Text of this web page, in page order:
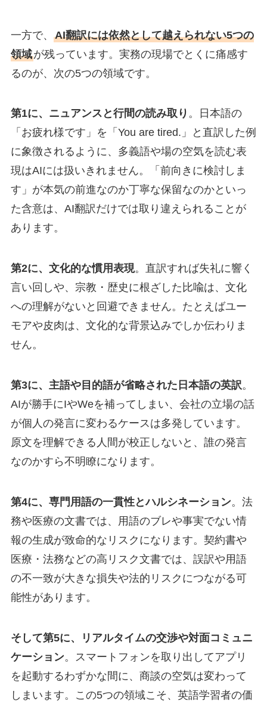
一方で、 AI翻訳には依然として越えられない5つの
領域が残っています。実務の現場でとくに痛感す
るのが、次の5つの領域です。
第1に、ニュアンスと行間の読み取り 。日本語の
「お疲れ様です」を「You are tired.」と直訳した例
に象徴されるように、多義語や場の空気を読む表
現はAIには扱いきれません。「前向きに検討しま
す」が本気の前進なのか丁寧な保留なのかといっ
た含意は、AI翻訳だけでは取り違えられることが
あります。
第2に、文化的な慣用表現。直訳すれば失礼に響く
言い回しや、宗教・歴史に根ざした比喩は、文化
への理解がないと回避できません。たとえばユー
モアや皮肉は、文化的な背景込みでしか伝わりま
せん。
第3に、主語や目的語が省略された日本語の英訳。
AIが勝手にIやWeを補ってしまい、会社の立場の話
が個人の発言に変わるケースは多発しています。
原文を理解できる人間が校正しないと、誰の発言
なのかすら不明瞭になります。
第4に、専門用語の一貫性とハルシネーション。法
務や医療の文書では、用語のブレや事実でない情
報の生成が致命的なリスクになります。契約書や
医療・法務などの高リスク文書では、誤訳や用語
の不一致が大きな損失や法的リスクにつながる可
能性があります。
そして第5に、リアルタイムの交渉や対面コミュニ
ケーション。スマートフォンを取り出してアプリ
を起動するわずかな間に、商談の空気は変わって
しまいます。この5つの領域こそ、英語学習者の価